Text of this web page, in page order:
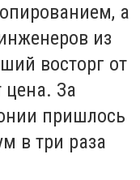
а
из
восторг от
цена. За
пришлось
в три раза